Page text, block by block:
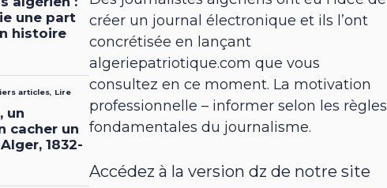
créer un journal électronique et ils l’ont
concrétisée en lançant
algeriepatriotique.com que vous
consultez en ce moment. La motivation
professionnelle – informer selon les règles
fondamentales du journalisme.
Accédez à la version dz de notre site